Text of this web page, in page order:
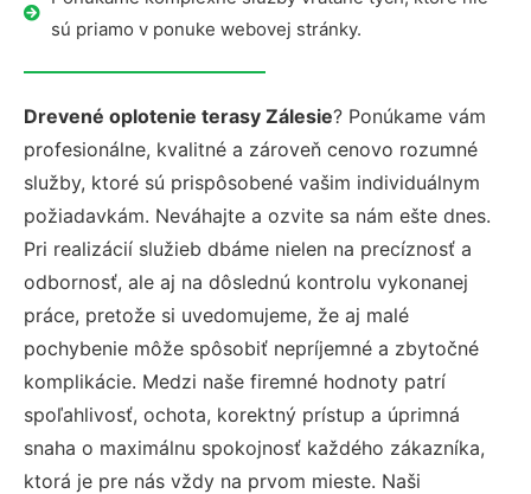
sú priamo v ponuke webovej stránky.
Drevené oplotenie terasy Zálesie? Ponúkame vám
profesionálne, kvalitné a zároveň cenovo rozumné
služby, ktoré sú prispôsobené vašim individuálnym
požiadavkám. Neváhajte a ozvite sa nám ešte dnes.
Pri realizácií služieb dbáme nielen na precíznosť a
odbornosť, ale aj na dôslednú kontrolu vykonanej
práce, pretože si uvedomujeme, že aj malé
pochybenie môže spôsobiť nepríjemné a zbytočné
komplikácie. Medzi naše firemné hodnoty patrí
spoľahlivosť, ochota, korektný prístup a úprimná
snaha o maximálnu spokojnosť každého zákazníka,
ktorá je pre nás vždy na prvom mieste. Naši